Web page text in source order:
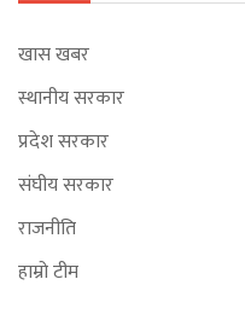
खास खबर
स्थानीय सरकार
प्रदेश सरकार
संघीय सरकार
राजनीति
हाम्रो टीम